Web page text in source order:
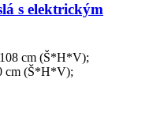
s elektrickým
cm (Š*H*V);
cm (Š*H*V);